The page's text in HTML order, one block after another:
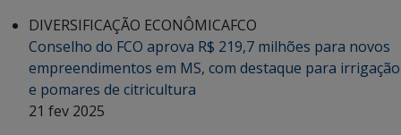
DIVERSIFICAÇÃO ECONÔMICAFCO
Conselho do FCO aprova R$ 219,7 milhões para novos
empreendimentos em MS, com destaque para irrigação
e pomares de citricultura
21 fev 2025